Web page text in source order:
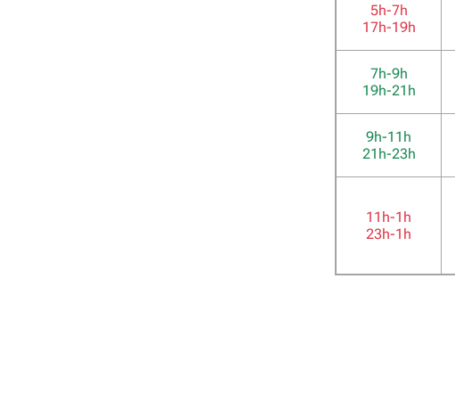
5h-7h
17h-19h
7h-9h
19h-21h
9h-11h
21h-23h
11h-1h
23h-1h